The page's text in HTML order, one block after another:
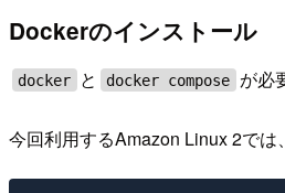
Dockerのインストール
docker と docker compose が必
今回利用するAmazon Linux 2では、